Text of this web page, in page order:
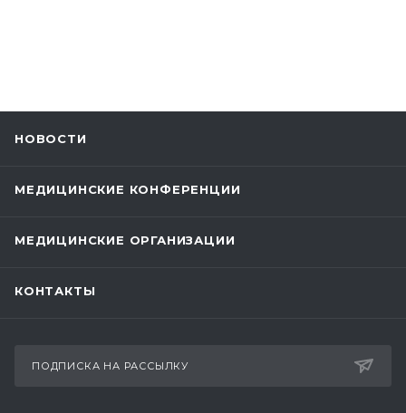
НОВОСТИ
МЕДИЦИНСКИЕ КОНФЕРЕНЦИИ
МЕДИЦИНСКИЕ ОРГАНИЗАЦИИ
КОНТАКТЫ
ПОДПИСКА НА РАССЫЛКУ